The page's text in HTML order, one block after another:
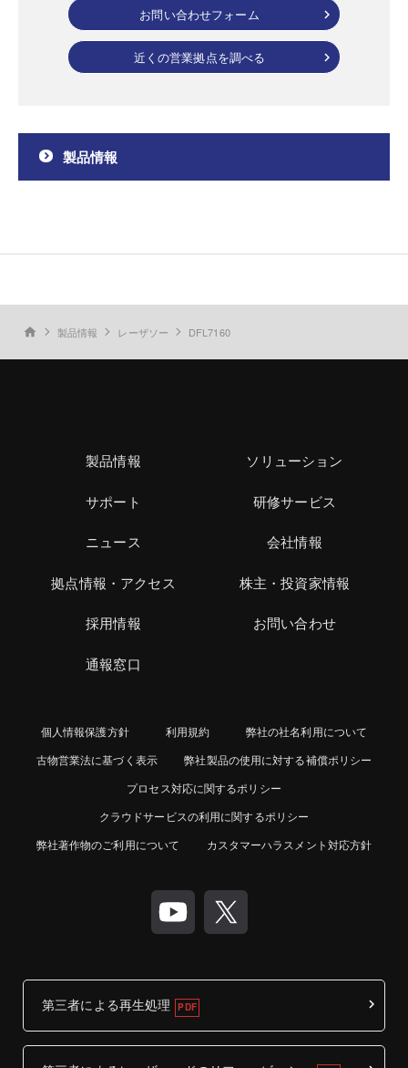
お問い合わせフォーム
近くの営業拠点を調べる
製品情報
home 製品情報 レーザソー DFL7160
製品情報 ソリューション
サポート 研修サービス
ニュース 会社情報
拠点情報・アクセス 株主・投資家情報
採用情報 お問い合わせ
通報窓口
個人情報保護方針 利用規約
弊社の社名利用について
古物営業法に基づく表示
弊社製品の使用に対する補償ポリシー
プロセス対応に関するポリシー
クラウドサービスの利用に関するポリシー
弊社著作物のご利用について
カスタマーハラスメント対応方針
第三者による再生処理